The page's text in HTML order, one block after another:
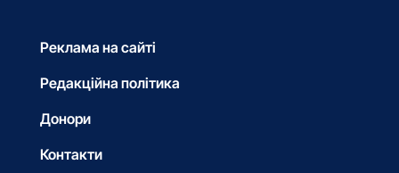
Реклама на сайті
Редакційна політика
Донори
Контакти